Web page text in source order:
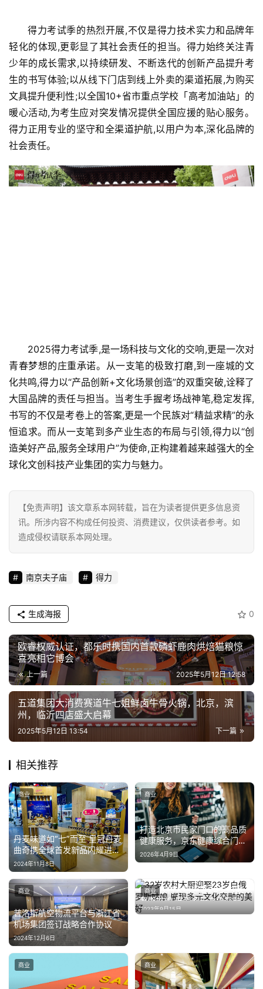
得力考试季的热烈开展,不仅是得力技术实力和品牌年
轻化的体现,更彰显了其社会责任的担当。得力始终关注青
少年的成长需求,以持续研发、不断迭代的创新产品提升考
生的书写体验;以从线下门店到线上外卖的渠道拓展,为购买
文具提升便利性;以全国10+省市重点学校「高考加油站」的
暖心活动,为考生应对突发情况提供全国应援的贴心服务。
得力正用专业的坚守和全渠道护航,以用户为本,深化品牌的
社会责任。
2025得力考试季,是一场科技与文化的交响,更是一次对
青春梦想的庄重承诺。从一支笔的极致打磨,到一座城的文
化共鸣,得力以“产品创新+文化场景创造”的双重突破,诠释了
大国品牌的责任与担当。当考生手握考场战神笔,稳定发挥,
书写的不仅是考卷上的答案,更是一个民族对“精益求精”的永
恒追求。而从一支笔到多产业生态的布局与引领,得力以“创
造美好产品,服务全球用户”为使命,正构建着越来越强大的全
球化文创科技产业集团的实力与魅力。
【免责声明】该文章系本网转载，旨在为读者提供更多信息资
讯。所涉内容不构成任何投资、消费建议，仅供读者参考。如
造成侵权请联系本网处理。
南京夫子庙 得力
0
生成海报
欧睿权威认证，都乐时携国内首款磷虾鹿肉烘焙猫粮惊
喜亮相它博会
上一篇 2025年5月12日 12:58
五道集团大消费赛道牛七姐鲜卤牛骨火锅，北京，滨
州，临沂四店盛大启幕
下一篇
2025年5月12日 13:54
相关推荐
丹麦味道如“七”而至 皇冠丹麦
曲奇携全球首发新品闪耀进博
会
2024年11月8日
商业
打造北京市民家门口的高品质
健康服务，京东健康综合门诊
落地望京
2026年4月9日
商业
普洛斯航空物流平台与浙江省
机场集团签订战略合作协议
2024年12月6日
商业
32岁农村大厨迎娶23岁白俄
罗斯姑娘 展现多元文化交融的
美好
2023年9月15日
商业
商业 商业